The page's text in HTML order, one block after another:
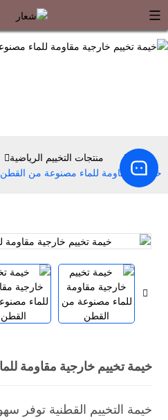
منتجات التخييم الرياضية
خارجية مقاومة للماء مصنوعة من القطن
خيمة تخييم خارجية مقاومة
خيمة التخييم القطنية توفر